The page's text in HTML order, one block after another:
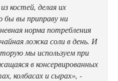
костей, делая их
бы вы приправу ни
норма потребления
ложка соли в день. И
мы используем при
в консервированных
колбасах и сырах», -